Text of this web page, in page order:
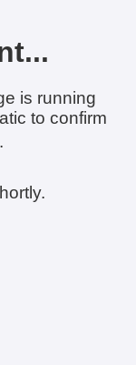
is running
to confirm